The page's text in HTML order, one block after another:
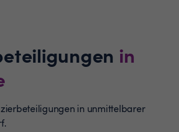
in
in unmittelbarer